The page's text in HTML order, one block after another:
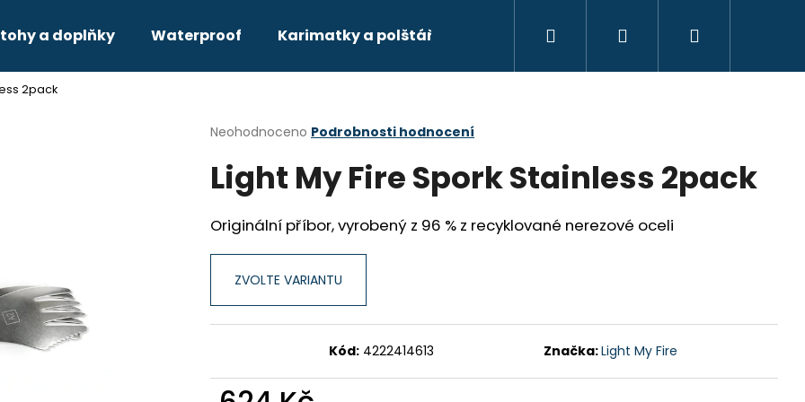
a doplňky Waterproof Karimatky a polštáře Spací pytle a doplňky Stany a doplňky
Přihlášení
2pack
Průměrné
produktu
je
z
5
hvězdiček.
Neohodnoceno Podrobnosti hodnocení
Light My Fire Spork Stainless 2pack
Originální příbor, vyrobený z 96 % z recyklované nerezové oceli
ZVOLTE VARIANTU
Kód: 4222414613 Značka:Light My Fire
Co potřebujete najít?
HLEDAT
Následující